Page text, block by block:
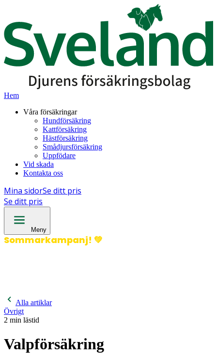
Hem
Våra försäkringar
Hundförsäkring
Kattförsäkring
Hästförsäkring
Smådjursförsäkring
Uppfödare
Vid skada
Kontakta oss
Mina sidorSe ditt pris
Se ditt pris
Meny
Sommarkampanj! 💚
Alla artiklar
Övrigt
2 min lästid
Valpförsäkring